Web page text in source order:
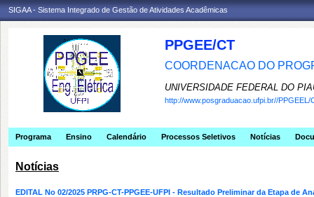
SIGAA - Sistema Integrado de Gestão de Atividades Acadêmicas
PPGEE/CT
COORDENACAO DO
UNIVERSIDADE FEDERAL DO
http://www.posgraduacao.ufpi.br//PPGEEL/
Programa Ensino Calendário Processos Seletivos Notícias
Notícias
EDITAL No 02/2025 PRPG-CT-PPGEE-UFPI - Resultado Preliminar da Etapa de